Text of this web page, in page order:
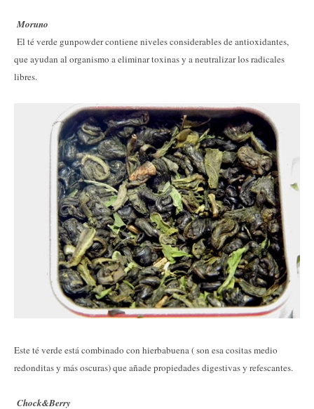
Moruno
El té verde gunpowder contiene niveles considerables de antioxidantes,
que ayudan al organismo a eliminar toxinas y a neutralizar los radicales
libres.
Este té verde está combinado con hierbabuena ( son esa cositas medio
redonditas y más oscuras) que añade propiedades digestivas y refescantes.
Chock&Berry